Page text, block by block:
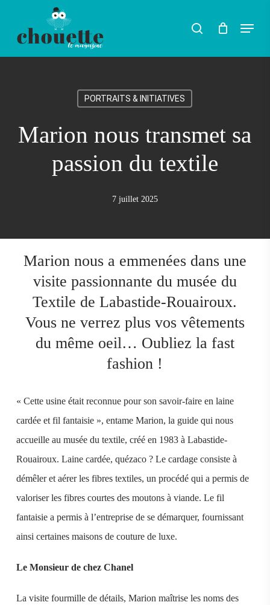
Rechercher
search Menu
PORTRAITS & INITIATIVES
Marion nous transmet sa
passion du textile
7 juillet 2025
Marion nous a emmenées dans une
visite passionnante du musée du
Textile de Labastide-Rouairoux.
Vous ne verrez plus vos vêtements
du même oeil… Oubliez la fast
fashion !
« Cette usine était reconnue pour son savoir-faire en laine
cardée et fil fantaisie », entame Marion, la guide qui nous
accueille au musée du textile, créé en 1983 à Labastide-
Rouairoux. Laine cardée, quézaco ? Le cardage consiste à
démêler et aérer les fibres textiles, un procédé qui a permis de
valoriser les fibres courtes des moutons à viande. Le fil
fantaisie a permis à l’entreprise de se démarquer, fournissant
ainsi certaines maisons de couture de luxe.
Le Monsieur de chez Chanel
La visite fourmille de détails, Marion maîtrise les noms des